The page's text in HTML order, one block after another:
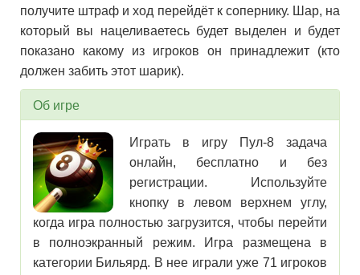
получите штраф и ход перейдёт к сопернику. Шар, на
который вы нацеливаетесь будет выделен и будет
показано какому из игроков он принадлежит (кто
должен забить этот шарик).
Об игре
Играть в игру Пул-8 задача
онлайн, бесплатно и без
регистрации. Используйте
кнопку в левом верхнем углу,
когда игра полностью загрузится, чтобы перейти
в полноэкранный режим. Игра размещена в
категории Бильярд. В нее играли уже 71 игроков